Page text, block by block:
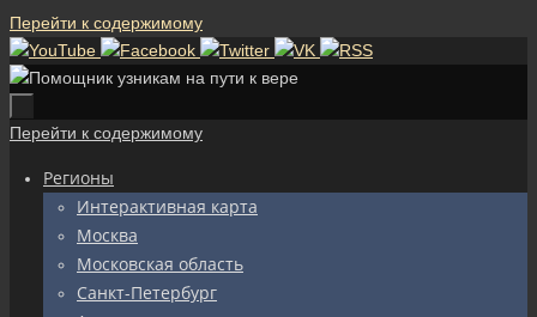
Перейти к содержимому
Перейти к содержимому
Регионы
Интерактивная карта
Москва
Московская область
Санкт-Петербург